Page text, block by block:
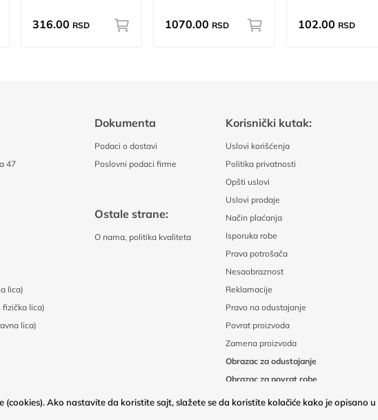
316.00 RSD 1070.00 RSD 102.00 RSD
47
lica)
fizička lica)
lica)
Dokumenta
Podaci o dostavi
Poslovni podaci firme
Ostale strane:
O nama, politika kvaliteta
Korisnički kutak:
Uslovi korišćenja
Politika privatnosti
Opšti uslovi
Uslovi prodaje
Način plaćanja
Isporuka robe
Prava potrošača
Nesaobraznost
Reklamacije
Pravo na odustajanje
Povrat proizvoda
Zamena proizvoda
Obrazac za odustajanje
Obrazac za povrat robe
(cookies). Ako nastavite da koristite sajt, slažete se da koristite kolačiće kako je opisano u